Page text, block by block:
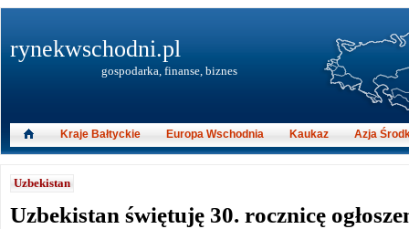
Uzbekistan
Uzbekistan świętuję 30. rocznicę
rynekwschodni.pl
gospodarka, finanse, biznes
Kraje Bałtyckie Europa Wschodnia Kaukaz Azja